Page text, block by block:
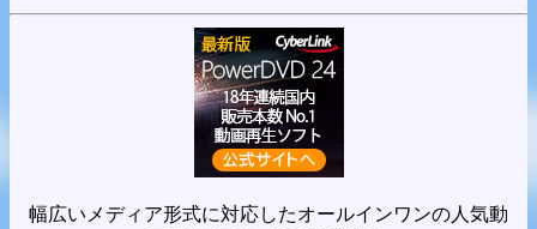
幅広いメディア形式に対応したオールインワンの人気動